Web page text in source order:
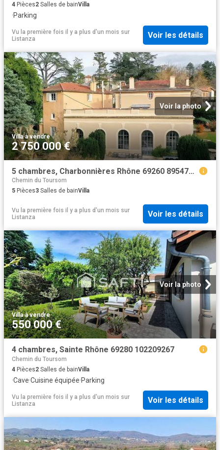
4 Pièces2 Salles de bainVilla
·Parking
Vu la première fois il y a plus d'un mois sur
Listanza
Voir les détails
Voir la photo
Villa·à vendre
2 750 000 €
5 chambres, Charbonnières Rhône 69260 89547646
Chemin du Toursom
5 Pièces3 Salles de bainVilla
Vu la première fois il y a plus d'un mois sur
Listanza
Voir les détails
Voir la photo
Villa·à vendre
550 000 €
4 chambres, Sainte Rhône 69280 102209267
Chemin du Toursom
4 Pièces2 Salles de bainVilla
·Cave·Cuisine équipée·Parking
Vu la première fois il y a plus d'un mois sur
Listanza
Voir les détails